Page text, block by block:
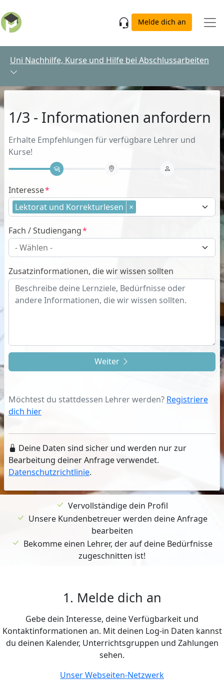
Melde dich an
Uni Nachhilfe, Kurse und Hilfe bei Abschlussarbeiten
1/3 - Informationen anfordern
Erhalte Empfehlungen für verfügbare Lehrer und
Kurse!
Interesse
Lektorat und Korrekturlesen ×
Fach / Studiengang
Zusatzinformationen, die wir wissen sollten
Weiter
Möchtest du stattdessen Lehrer werden? Registriere
dich hier
Deine Daten sind sicher und werden nur zur
Bearbeitung deiner Anfrage verwendet.
Datenschutzrichtlinie.
Vervollständige dein Profil
Unsere Kundenbetreuer werden deine Anfrage
bearbeiten
Bekomme einen Lehrer, der auf deine Bedürfnisse
zugeschnitten ist!
1. Melde dich an
Gebe dein Interesse, deine Verfügbarkeit und
Kontaktinformationen an. Mit deinen Log-in Daten kannst
du deinen Kalender, Unterrichtsgruppen und Zahlungen
sehen.
Unser Webseiten-Netzwerk